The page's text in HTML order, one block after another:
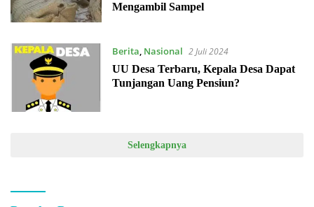
Mengambil Sampel
Berita, Nasional 2 Juli 2024
UU Desa Terbaru, Kepala Desa Dapat
Tunjangan Uang Pensiun?
Selengkapnya